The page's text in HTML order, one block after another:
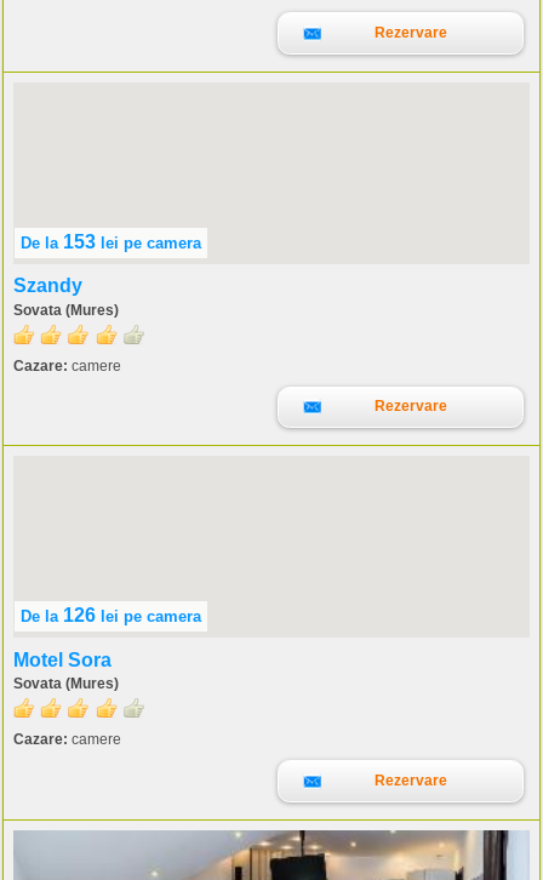
Rezervare
De la 153 lei pe camera
Szandy
Sovata (Mures)
Cazare: camere
Rezervare
De la 126 lei pe camera
Motel Sora
Sovata (Mures)
Cazare: camere
Rezervare